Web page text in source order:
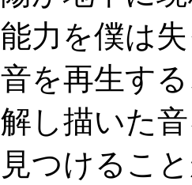
力を僕は
を再生す
し描いた
つけるこ